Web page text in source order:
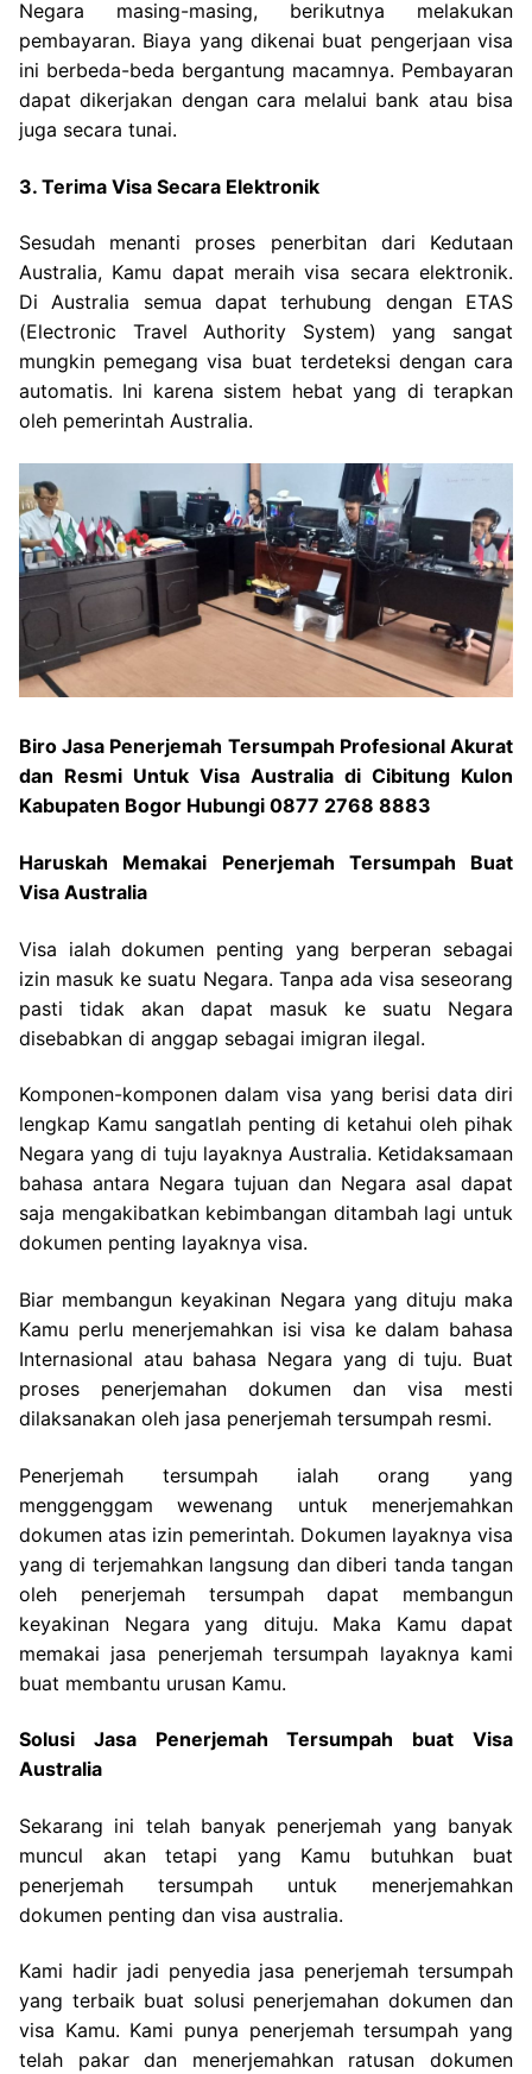
Negara masing-masing, berikutnya melakukan
pembayaran. Biaya yang dikenai buat pengerjaan visa
ini berbeda-beda bergantung macamnya. Pembayaran
dapat dikerjakan dengan cara melalui bank atau bisa
juga secara tunai.
3. Terima Visa Secara Elektronik
Sesudah menanti proses penerbitan dari Kedutaan
Australia, Kamu dapat meraih visa secara elektronik.
Di Australia semua dapat terhubung dengan ETAS
(Electronic Travel Authority System) yang sangat
mungkin pemegang visa buat terdeteksi dengan cara
automatis. Ini karena sistem hebat yang di terapkan
oleh pemerintah Australia.
Biro Jasa Penerjemah Tersumpah Profesional Akurat
dan Resmi Untuk Visa Australia di Cibitung Kulon
Kabupaten Bogor Hubungi 0877 2768 8883
Haruskah Memakai Penerjemah Tersumpah Buat
Visa Australia
Visa ialah dokumen penting yang berperan sebagai
izin masuk ke suatu Negara. Tanpa ada visa seseorang
pasti tidak akan dapat masuk ke suatu Negara
disebabkan di anggap sebagai imigran ilegal.
Komponen-komponen dalam visa yang berisi data diri
lengkap Kamu sangatlah penting di ketahui oleh pihak
Negara yang di tuju layaknya Australia. Ketidaksamaan
bahasa antara Negara tujuan dan Negara asal dapat
saja mengakibatkan kebimbangan ditambah lagi untuk
dokumen penting layaknya visa.
Biar membangun keyakinan Negara yang dituju maka
Kamu perlu menerjemahkan isi visa ke dalam bahasa
Internasional atau bahasa Negara yang di tuju. Buat
proses penerjemahan dokumen dan visa mesti
dilaksanakan oleh jasa penerjemah tersumpah resmi.
Penerjemah tersumpah ialah orang yang
menggenggam wewenang untuk menerjemahkan
dokumen atas izin pemerintah. Dokumen layaknya visa
yang di terjemahkan langsung dan diberi tanda tangan
oleh penerjemah tersumpah dapat membangun
keyakinan Negara yang dituju. Maka Kamu dapat
memakai jasa penerjemah tersumpah layaknya kami
buat membantu urusan Kamu.
Solusi Jasa Penerjemah Tersumpah buat Visa
Australia
Sekarang ini telah banyak penerjemah yang banyak
muncul akan tetapi yang Kamu butuhkan buat
penerjemah tersumpah untuk menerjemahkan
dokumen penting dan visa australia.
Kami hadir jadi penyedia jasa penerjemah tersumpah
yang terbaik buat solusi penerjemahan dokumen dan
visa Kamu. Kami punya penerjemah tersumpah yang
telah pakar dan menerjemahkan ratusan dokumen